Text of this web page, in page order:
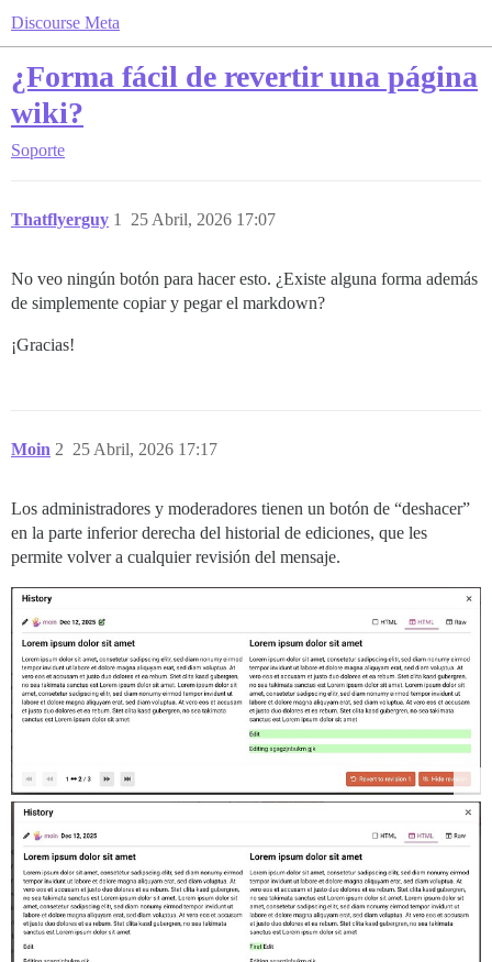
Discourse Meta
¿Forma fácil de revertir una página
wiki?
Soporte
Thatflyerguy 25 Abril, 2026 17:07
1
No veo ningún botón para hacer esto. ¿Existe alguna forma además
de simplemente copiar y pegar el markdown?
¡Gracias!
Moin 25 Abril, 2026 17:17
2
Los administradores y moderadores tienen un botón de “deshacer”
en la parte inferior derecha del historial de ediciones, que les
permite volver a cualquier revisión del mensaje.